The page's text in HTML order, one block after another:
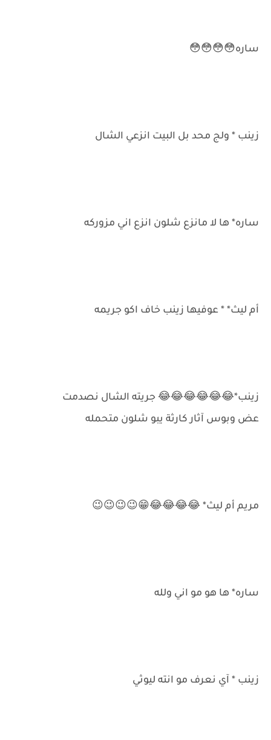
ساره😳😳😳😳
زينب * ولج محد بل البيت انزعي الشال
ساره* ها لا مانزع شلون انزع اني مزوركه
أم ليث* * عوفيها زينب خاف اكو جريمه
زينب*😂😂😂😂😂😂 جريته الشال نصدمت
عض وبوس آثار كارثة يبو شلون متحمله
مريم أم ليث* 😂😂😂😂😁😉😉😉😉
ساره* ها هو مو اني ولله
زينب * آي نعرف مو انته ليوثي